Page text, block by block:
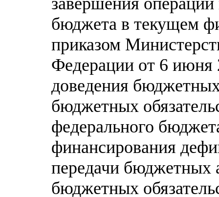
бюджета в текущем
приказом
Федерации от 6 июня
доведения
бюджетных
федерального
финансирования
передачи бюджетных
бюджетных